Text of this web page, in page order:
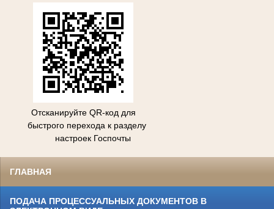
Отсканируйте QR-код для
быстрого перехода к разделу
настроек Госпочты
ГЛАВНАЯ
ПОДАЧА ПРОЦЕССУАЛЬНЫХ ДОКУМЕНТОВ В